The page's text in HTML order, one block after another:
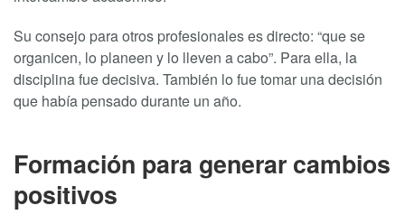
Su consejo para otros profesionales es directo: “que se
organicen, lo planeen y lo lleven a cabo”. Para ella, la
disciplina fue decisiva. También lo fue tomar una decisión
que había pensado durante un año.
Formación para generar cambios
positivos